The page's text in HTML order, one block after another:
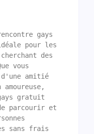
gays
pour les
des
vous
amitié
gratuit
parcourir et
sans frais